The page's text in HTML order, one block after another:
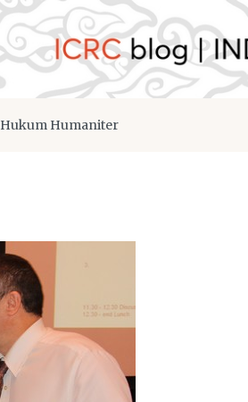
Hukum Humaniter